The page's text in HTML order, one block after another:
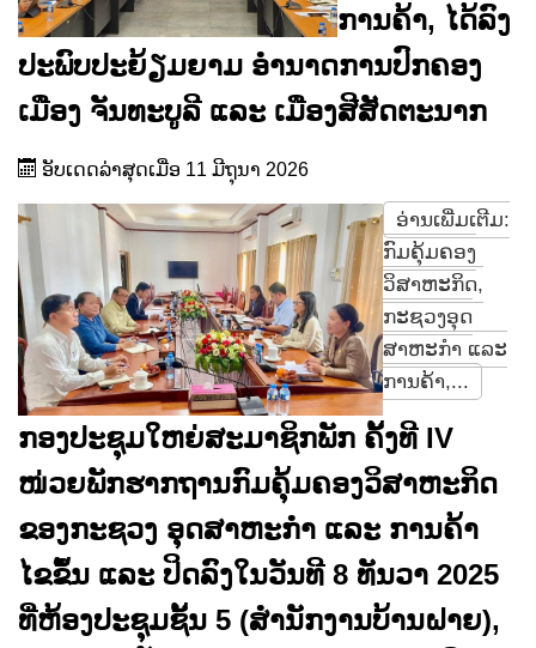
ການຄ້າ, ໄດ້ລົງ
ປະພົບປະຍ້ຽມຍາມ ອໍານາດການປົກຄອງ
ເມືອງ ຈັນທະບູລີ ແລະ ເມືອງສີສັດຕະນາກ
ອັບເດດລ່າສຸດເມື່ອ 11 ມີຖຸນາ 2026
ອ່ານເພີ່ມເຕີມ:
ກົມຄຸ້ມຄອງ
ວິສາຫະກິດ,
ກະຊວງອຸດ
ສາຫະກໍາ ແລະ
ການຄ້າ,...
ກອງປະຊຸມໃຫຍ່ສະມາຊິກພັກ ຄັ້ງທີ IV
ໜ່ວຍພັກຮາກຖານກົມຄຸ້ມຄອງວິສາຫະກິດ
ຂອງກະຊວງ ອຸດສາຫະກຳ ແລະ ການຄ້າ
ໄຂຂຶ້ນ ແລະ ປິດລົງໃນວັນທີ 8 ທັນວາ 2025
ທີ່ຫ້ອງປະຊຸມຊັ້ນ 5 (ສຳນັກງານບ້ານຝາຍ),